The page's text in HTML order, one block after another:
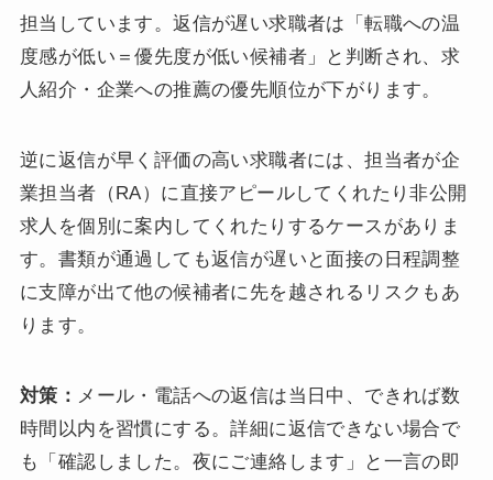
担当しています。返信が遅い求職者は「転職への温
度感が低い＝優先度が低い候補者」と判断され、求
人紹介・企業への推薦の優先順位が下がります。
逆に返信が早く評価の高い求職者には、担当者が企
業担当者（RA）に直接アピールしてくれたり非公開
求人を個別に案内してくれたりするケースがありま
す。書類が通過しても返信が遅いと面接の日程調整
に支障が出て他の候補者に先を越されるリスクもあ
ります。
対策： メール・電話への返信は当日中、できれば数
時間以内を習慣にする。詳細に返信できない場合で
も「確認しました。夜にご連絡します」と一言の即